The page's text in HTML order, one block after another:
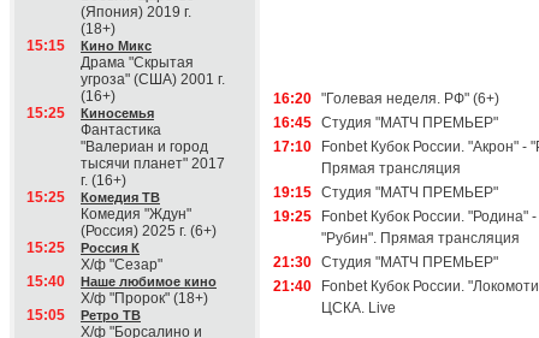
(Япония) 2019 г.
(18+)
15:15
Кино Микс
Драма "Скрытая
угроза" (США) 2001 г.
(16+)
15:25
Киносемья
Фантастика
"Валериан и город
тысячи планет" 2017
г. (16+)
15:25
Комедия ТВ
Комедия "Ждун"
(Россия) 2025 г. (6+)
15:25
Россия К
Х/ф "Сезар"
15:40
Наше любимое кино
Х/ф "Пророк" (18+)
15:05
Ретро ТВ
Х/ф "Борсалино и
16:20 "Голевая неделя. РФ" (6+)
16:45 Студия "МАТЧ ПРЕМЬЕР"
17:10
Fonbet Кубок России. "Акрон" -
Прямая трансляция
19:15 Студия "МАТЧ ПРЕМЬЕР"
19:25
Fonbet Кубок России. "Родина" -
"Рубин". Прямая трансляция
21:30 Студия "МАТЧ ПРЕМЬЕР"
21:40
Fonbet Кубок России.
ЦСКА. Live